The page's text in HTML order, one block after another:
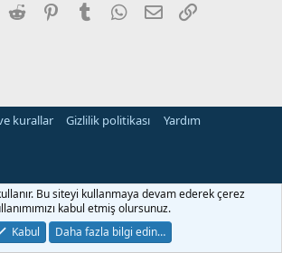
Twitter Reddit PinterestTumblr WhatsApp
E-posta
kurallar Gizlilik politikası
Yardım
Bu siteyi kullanmaya devam ederek çerez
kabul etmiş olursunuz.
Kabul
Daha fazla bilgi edin…